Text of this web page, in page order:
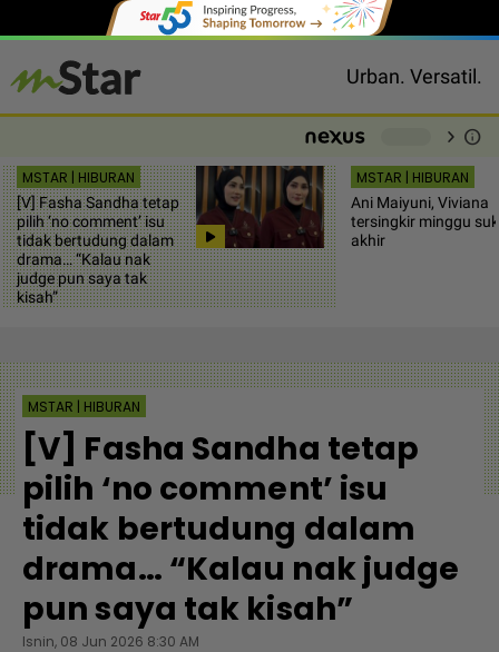
Urban. Versatil.
chevron_right info
MSTAR | HIBURAN
[V] Fasha Sandha tetap
pilih ‘no comment’ isu
tidak bertudung dalam
drama… “Kalau nak
judge pun saya tak
kisah”
MSTAR | HIBURAN
Ani Maiyuni, Viviana
tersingkir minggu
akhir
MSTAR | HIBURAN
[V] Fasha Sandha tetap
pilih ‘no comment’ isu
tidak bertudung dalam
drama… “Kalau nak judge
pun saya tak kisah”
Isnin, 08 Jun 2026 8:30 AM